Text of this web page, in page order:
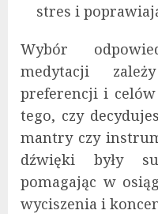
stres i
Wybór
medytacji
preferencji i
tego, czy
mantry czy
dźwięki były
pomagając w
wyciszenia i